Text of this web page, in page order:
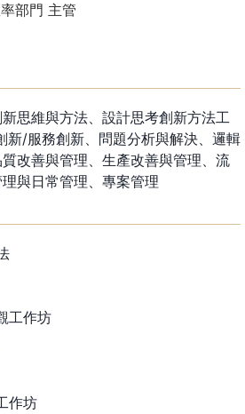
部門 主管
思維與方法、設計思考創新方法工
新/服務創新、問題分析與解決、邏輯
改善與管理、生產改善與管理、流
與日常管理、專案管理
工作坊
作坊